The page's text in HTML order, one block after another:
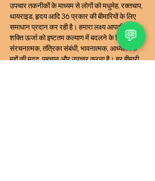
उपचार तकनीकों के माध्यम से लोगों को मधुमेह, रक्तचाप,
थायराइड, हृदय आदि 36 प्रकार की बीमारियों के लिए
समाधान प्रदान कर रही है। हमारा लक्ष्य आपकी जीवन
शक्ति ऊर्जा को इष्टतम कल्याण में बदलने के लिए
संरचनात्मक, तंत्रिका संबंधी, भावनात्मक, आध्यात्मिक
मुद्दों की मदद, पहचान और उपचार करना है। हर बीमारी
💬